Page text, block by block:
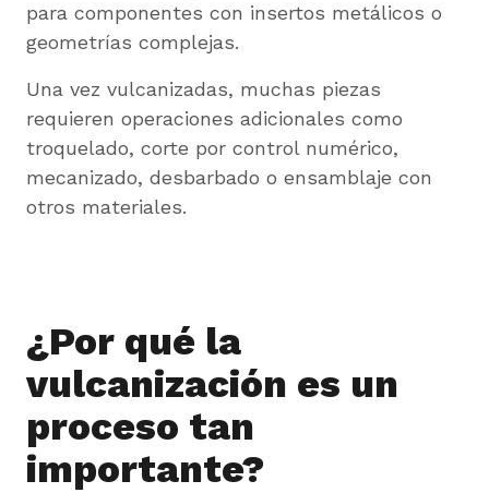
para componentes con insertos metálicos o
geometrías complejas.
Una vez vulcanizadas, muchas piezas
requieren operaciones adicionales como
troquelado, corte por control numérico,
mecanizado, desbarbado o ensamblaje con
otros materiales.
¿Por qué la
vulcanización es un
proceso tan
importante?